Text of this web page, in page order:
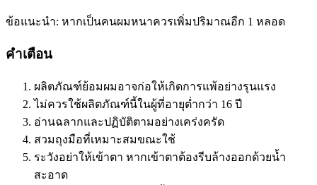
ข้อแนะนำ: หากเป็นคนผมหนาควรเพิ่มปริมาณอีก 1 หลอด
คำเตือน
ผลิตภัณฑ์ย้อมผมอาจก่อให้เกิดการแพ้อย่างรุนแรง
ไม่ควรใช้ผลิตภัณฑ์นี้ในผู้ที่อายุต่ำกว่า 16 ปี
อ่านฉลากและปฏิบัติตามอย่างเคร่งครัด
สวมถุงมือที่เหมาะสมขณะใช้
ระวังอย่าให้เข้าตา หากเข้าตาต้องรีบล้างออกด้วยน้ำ
สะอาด